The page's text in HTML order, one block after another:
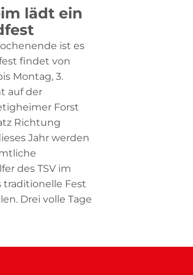
lädt ein
ist es
findet von
Montag, 3.
auf der
Forst
Richtung
Jahr werden
des TSV im
traditionelle Fest
Drei volle Tage